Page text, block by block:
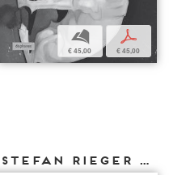
b
€ 45,00
p
€ 45,00
Weitere Texte von Stefan Rieger bei DIAPHANES